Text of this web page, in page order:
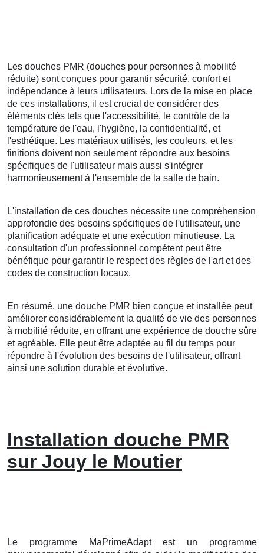
Les douches PMR (douches pour personnes à mobilité
réduite) sont conçues pour garantir sécurité, confort et
indépendance à leurs utilisateurs. Lors de la mise en place
de ces installations, il est crucial de considérer des
éléments clés tels que l'accessibilité, le contrôle de la
température de l'eau, l'hygiène, la confidentialité, et
l'esthétique. Les matériaux utilisés, les couleurs, et les
finitions doivent non seulement répondre aux besoins
spécifiques de l'utilisateur mais aussi s'intégrer
harmonieusement à l'ensemble de la salle de bain.
L'installation de ces douches nécessite une compréhension
approfondie des besoins spécifiques de l'utilisateur, une
planification adéquate et une exécution minutieuse. La
consultation d'un professionnel compétent peut être
bénéfique pour garantir le respect des règles de l'art et des
codes de construction locaux.
En résumé, une douche PMR bien conçue et installée peut
améliorer considérablement la qualité de vie des personnes
à mobilité réduite, en offrant une expérience de douche sûre
et agréable. Elle peut être adaptée au fil du temps pour
répondre à l'évolution des besoins de l'utilisateur, offrant
ainsi une solution durable et évolutive.
Installation douche PMR
sur Jouy le Moutier
Le programme MaPrimeAdapt est un programme